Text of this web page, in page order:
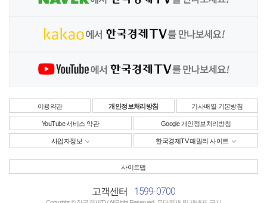
이용약관 개인정보처리방침 기사배열 기본방침
YouTube 서비스 약관 Google 개인정보처리방침
사업자정보 한국경제TV 패밀리 사이트
사이트맵
고객센터 1599-0700